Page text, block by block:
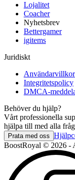
Lojalitet
Coacher
Nyhetsbrev
Bettergamer
igitems
Juridiskt
Användarvillkor
Integritetspolicy
DMCA-
Behöver du hjälp?
Vårt professionella
hjälpa till med alla
Prata med oss
BoostRoyal © 2026 -